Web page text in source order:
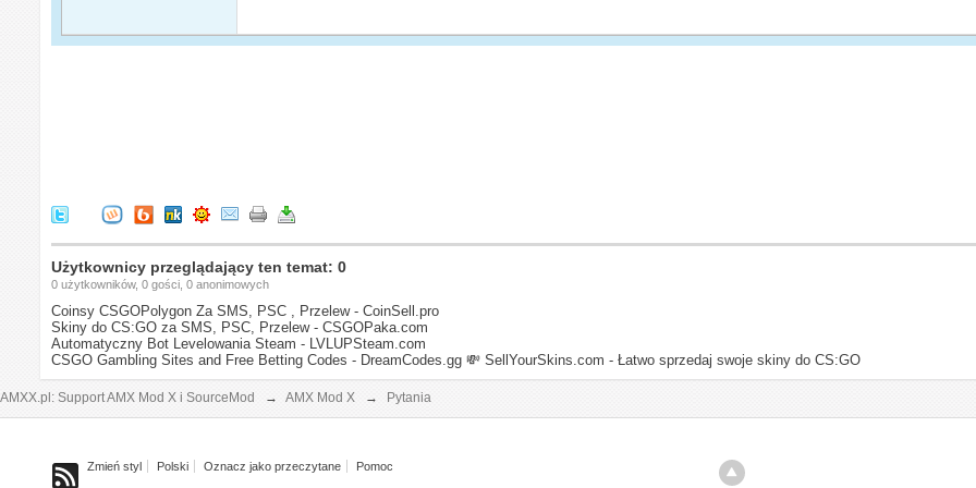
Użytkownicy przeglądający ten temat: 0
0 użytkowników, 0 gości, 0 anonimowych
Coinsy CSGOPolygon Za SMS, PSC , Przelew - CoinSell.pro
Skiny do CS:GO za SMS, PSC, Przelew - CSGOPaka.com
Automatyczny Bot Levelowania Steam - LVLUPSteam.com
CSGO Gambling Sites and Free Betting Codes - DreamCodes.gg 💸 SellYourSkins.com - Łatwo sprzedaj swoje skiny do CS:GO
AMXX.pl: Support AMX Mod X i SourceMod → AMX Mod X → Pytania
Zmień styl Polski Oznacz jako przeczytane Pomoc